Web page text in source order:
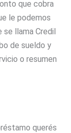
que cobra
le podemos
llama Credil
de sueldo y
o resumen
querés